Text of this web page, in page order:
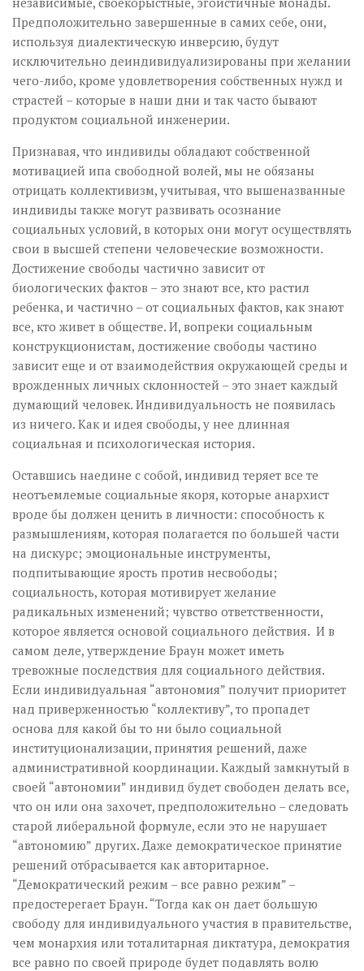
Предположительно завершенные в самих себе, они,
используя диалектическую инверсию, будут
исключительно деиндивидуализированы при желании
чего-либо, кроме удовлетворения собственных нужд и
страстей – которые в наши дни и так часто бывают
продуктом социальной инженерии.
Признавая, что индивиды обладают собственной
мотивацией ипа свободной волей, мы не обязаны
отрицать коллективизм, учитывая, что вышеназванные
индивиды также могут развивать осознание
социальных условий, в которых они могут осуществлять
свои в высшей степени человеческие возможности.
Достижение свободы частично зависит от
биологических фактов – это знают все, кто растил
ребенка, и частично – от социальных фактов, как знают
все, кто живет в обществе. И, вопреки социальным
конструкционистам, достижение свободы частино
зависит еще и от взаимодействия окружающей среды и
врожденных личных склонностей – это знает каждый
думающий человек. Индивидуальность не появилась
из ничего. Как и идея свободы, у нее длинная
социальная и психологическая история.
Оставшись наедине с собой, индивид теряет все те
неотъемлемые социальные якоря, которые анархист
вроде бы должен ценить в личности: способность к
размышлениям, которая полагается по большей части
на дискурс; эмоциональные инструменты,
подпитывающие ярость против несвободы;
социальность, которая мотивирует желание
радикальных изменений; чувство ответственности,
которое является основой социального действия. И в
самом деле, утверждение Браун может иметь
тревожные последствия для социального действия.
Если индивидуальная “автономия” получит приоритет
над приверженностью “коллективу”, то пропадет
основа для какой бы то ни было социальной
институционализации, принятия решений, даже
административной координации. Каждый замкнутый в
своей “автономии” индивид будет свободен делать все,
что он или она захочет, предположительно – следовать
старой либеральной формуле, если это не нарушает
“автономию” других. Даже демократическое принятие
решений отбрасывается как авторитарное.
“Демократический режим – все равно режим” –
предостерегает Браун. “Тогда как он дает большую
свободу для индивидуального участия в правительстве,
чем монархия или тоталитарная диктатура, демократия
все равно по своей природе будет подавлять волю